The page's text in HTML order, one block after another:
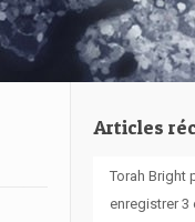
Articles
Torah Bright
enregistrer 3